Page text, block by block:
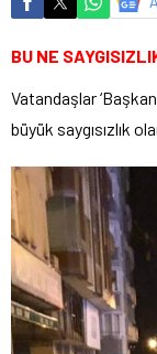
BU NE
Vatandaşlar
büyük saygısızlık